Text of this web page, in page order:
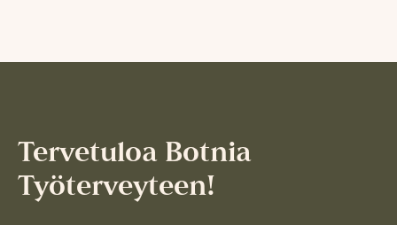
Tervetuloa Botnia
Työterveyteen!